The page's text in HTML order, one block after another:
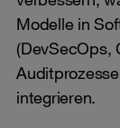
Modelle in
(DevSecOps,
integrieren.